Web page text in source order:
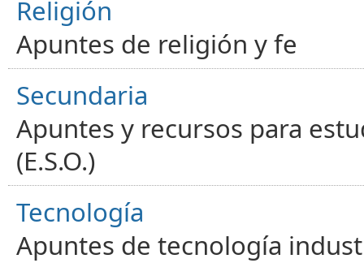
Religión
Apuntes de religión y fe
Secundaria
Apuntes y recursos para
(E.S.O.)
Tecnología
Apuntes de tecnología